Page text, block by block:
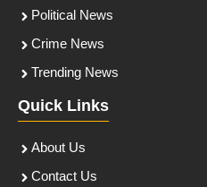
Political News
Crime News
Trending News
Quick Links
About Us
Contact Us